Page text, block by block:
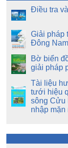
Điều tra
Giải pháp
Đông
Bờ biển
giải pháp
Tài liệu
tưới hiệu
sông Cửu
nhập mặn